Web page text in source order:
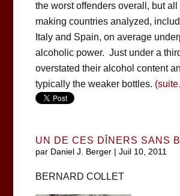
the worst offenders overall, but all
making countries analyzed,
Italy and Spain, on average
alcoholic power. Just under a
overstated their alcohol content
typically the weaker bottles.
UN DE CES DÎNERS SANS
par Daniel J. Berger| Juil 10, 2011
BERNARD COLLET